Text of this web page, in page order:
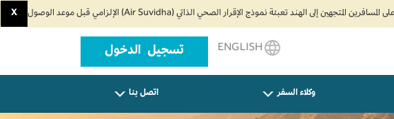
X
تسجيل الدخول
وكلاء السفر اتصل بنا